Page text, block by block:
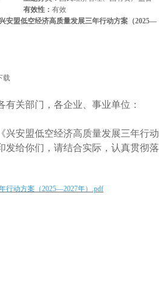
有效性： 有效
安盟低空经济高质量发展三年行动方案（2025—
载
关部门，各企业、事业单位：
安盟低空经济高质量发展三年行动
发给你们，请结合实际，认真贯彻落
行动方案（2025—2027年）.pdf